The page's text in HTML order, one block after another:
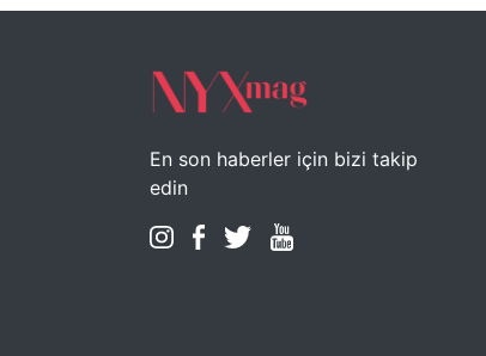
En son haberler için bizi takip
edin